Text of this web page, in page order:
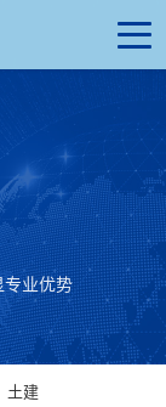
专业优势
土建